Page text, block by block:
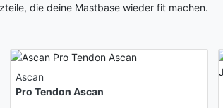
die deine Mastbase wieder fit machen.
Ascan
Pro Tendon Ascan